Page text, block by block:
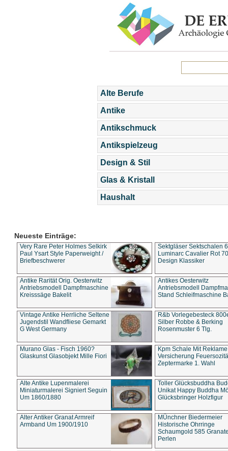
Alte Berufe
Antike
Antikschmuck
Antikspielzeug
Design & Stil
Glas & Kristall
Haushalt
Neueste Einträge:
Very Rare Peter Holmes Selkirk
Paul Ysart Style Paperweight /
Briefbeschwerer
Sektgläser Sektschalen
Luminarc Cavalier Rot
Design Klassiker
Antike Rarität Orig. Oesterwitz
Antriebsmodell Dampfmaschine
Kreisssäge Bakelit
Antikes Oesterwitz
Antriebsmodell
Stand Schleifmaschine
Vintage Antike Herrliche Seltene
Jugendstil Wandfliese Gemarkt
G West Germany
R&b Vorlegebesteck
Silber Robbe & Berking
Rosenmuster 6 Tlg.
Murano Glas - Fisch 1960?
Glaskunst Glasobjekt Mille Fiori
Kpm Schale Mit Reklame
Versicherung
Zeptermarke 1. Wahl
Alte Antike Lupenmalerei
Miniaturmalerei Signiert Seguin
Um 1860/1880
Toller Glücksbuddha
Unikat Happy Buddha
Glücksbringer Holzfigur
Alter Antiker Granat Armreif
Armband Um 1900/1910
MÜnchner Biedermeier
Historische Ohrringe
Schaumgold 585
Perlen